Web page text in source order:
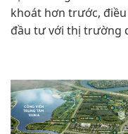
khoát hơn trước,
đầu tư với thị trường